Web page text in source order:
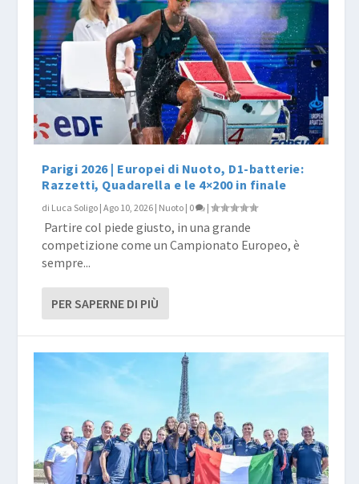
Parigi 2026 | Europei di Nuoto, D1-batterie:
Razzetti, Quadarella e le 4×200 in finale
di Luca Soligo |Ago 10, 2026 | Nuoto | 0 |
​ Partire col piede giusto, in una grande
competizione come un Campionato Europeo, è
sempre...
PER SAPERNE DI PIÙ